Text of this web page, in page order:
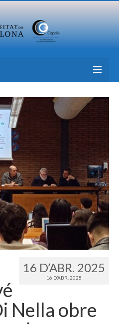
16 D’ABR. 2025
16 D’ABR. 2025
Nella obre